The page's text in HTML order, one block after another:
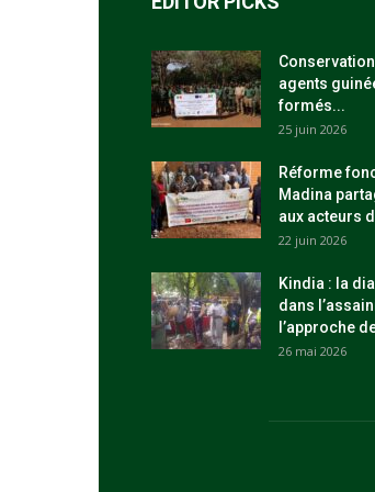
agents
formés...
25 juin 2026
Réforme
Madina
aux acteurs
22 juin 2026
Kindia : la
dans
l’approche
26 mai 2026